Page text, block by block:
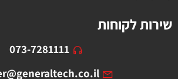
שירות לקוחות
073-7281111